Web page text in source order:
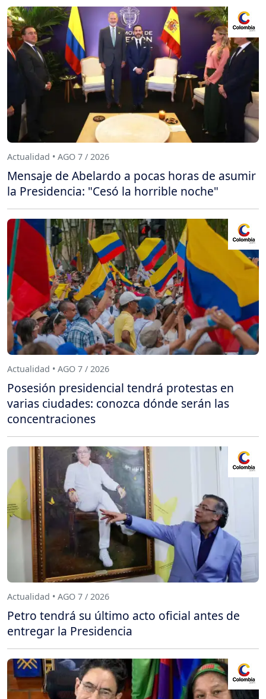
Actualidad • AGO 7 / 2026
Mensaje de Abelardo a pocas horas de asumir
la Presidencia: "Cesó la horrible noche"
Actualidad • AGO 7 / 2026
Posesión presidencial tendrá protestas en
varias ciudades: conozca dónde serán las
concentraciones
Actualidad • AGO 7 / 2026
Petro tendrá su último acto oficial antes de
entregar la Presidencia